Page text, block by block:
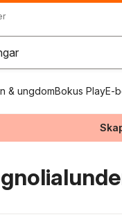
& ungdomBokus PlayE-